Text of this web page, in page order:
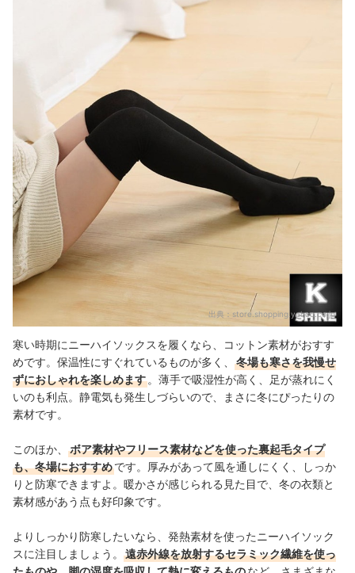
出典： store.shopping.yahoo.co.jp
寒い時期にニーハイソックスを履くなら、コットン素材がおすす
めです。保温性にすぐれているものが多く、
冬場も寒さを我慢せ
ずにおしゃれを楽しめます 。薄手で吸湿性が高く、足が蒸れにく
いのも利点。静電気も発生しづらいので、まさに冬にぴったりの
素材です。
このほか、
ボア素材やフリース素材などを使った裏起毛タイプ
も、冬場におすすめです。厚みがあって風を通しにくく、しっか
りと防寒できますよ。暖かさが感じられる見た目で、冬の衣類と
素材感があう点も好印象です。
よりしっかり防寒したいなら、発熱素材を使ったニーハイソック
スに注目しましょう。
遠赤外線を放射するセラミック繊維を使っ